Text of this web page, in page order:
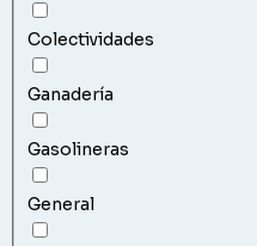
Colectividades
Ganadería
Gasolineras
General